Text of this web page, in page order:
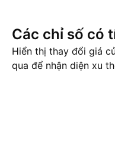
Các chỉ số có
Hiển thị thay đổi giá
qua để nhận diện xu